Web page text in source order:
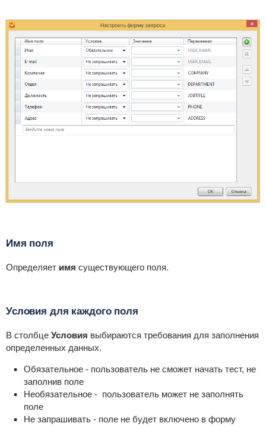
Имя поля
Определяет имя существующего поля.
Условия для каждого поля
В столбце Условия выбираются требования для заполнения
определенных данных.
Обязательное - пользователь не сможет начать тест, не
заполнив поле
Необязательное - пользователь может не заполнять
поле
Не запрашивать - поле не будет включено в форму